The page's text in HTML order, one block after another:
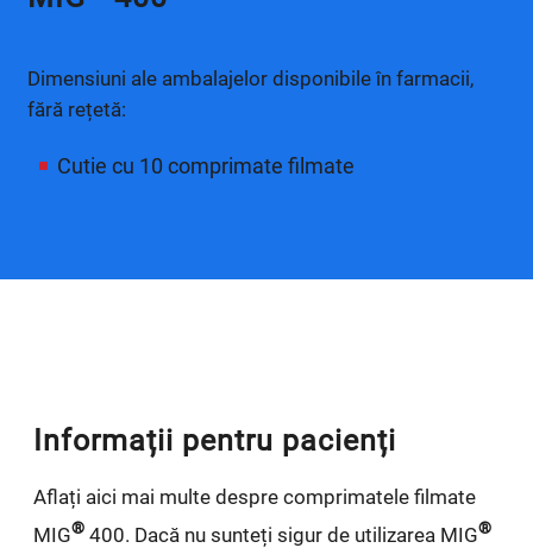
Dimensiuni ale ambalajelor disponibile în farmacii,
fără rețetă:
Cutie cu 10 comprimate filmate
Informații pentru pacienți
Aflați aici mai multe despre comprimatele filmate
MIG® 400. Dacă nu sunteți sigur de utilizarea MIG®